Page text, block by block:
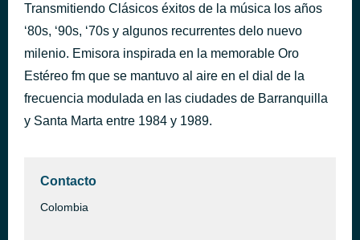
No Time For Talk
Christopher Cross
Stand Back
hace 42 minutos
Transmitiendo Clásicos éxitos de la música los años
‘80s, ‘90s, ‘70s y algunos recurrentes delo nuevo
milenio. Emisora inspirada en la memorable Oro
Estéreo fm que se mantuvo al aire en el dial de la
frecuencia modulada en las ciudades de Barranquilla
y Santa Marta entre 1984 y 1989.
Contacto
Colombia